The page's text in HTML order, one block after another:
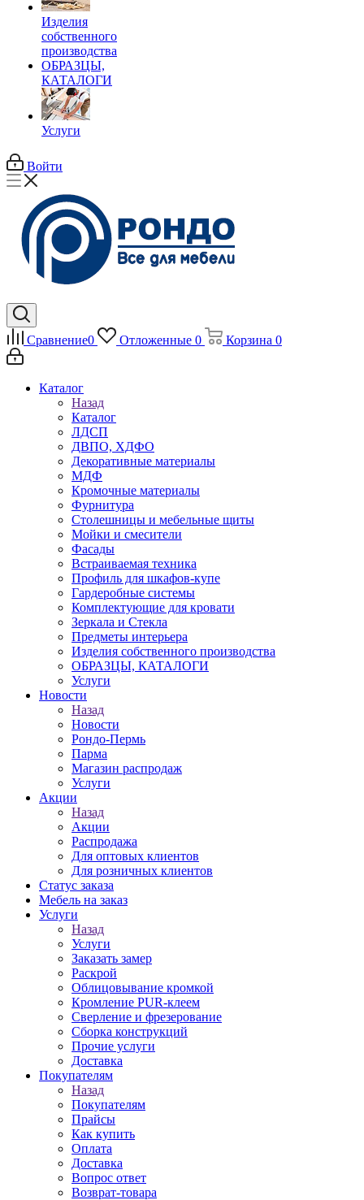
Изделия
собственного
производства
ОБРАЗЦЫ,
КАТАЛОГИ
Услуги
Войти
Сравнение0 Отложенные 0 Корзина 0
Каталог
Назад
Каталог
ЛДСП
ДВПО, ХДФО
Декоративные материалы
МДФ
Кромочные материалы
Фурнитура
Столешницы и мебельные щиты
Мойки и смесители
Фасады
Встраиваемая техника
Профиль для шкафов-купе
Гардеробные системы
Комплектующие для кровати
Зеркала и Стекла
Предметы интерьера
Изделия собственного производства
ОБРАЗЦЫ, КАТАЛОГИ
Услуги
Новости
Назад
Новости
Рондо-Пермь
Парма
Магазин распродаж
Услуги
Акции
Назад
Акции
Распродажа
Для оптовых клиентов
Для розничных клиентов
Статус заказа
Мебель на заказ
Услуги
Назад
Услуги
Заказать замер
Раскрой
Облицовывание кромкой
Кромление PUR-клеем
Сверление и фрезерование
Сборка конструкций
Прочие услуги
Доставка
Покупателям
Назад
Покупателям
Прайсы
Как купить
Оплата
Доставка
Вопрос ответ
Возврат-товара